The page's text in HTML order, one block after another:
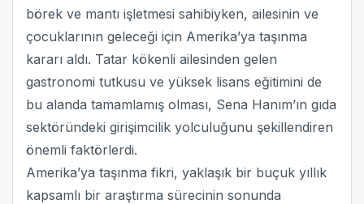
börek ve mantı işletmesi sahibiyken, ailesinin ve
çocuklarının geleceği için Amerika’ya taşınma
kararı aldı. Tatar kökenli ailesinden gelen
gastronomi tutkusu ve yüksek lisans eğitimini de
bu alanda tamamlamış olması, Sena Hanım’ın gıda
sektöründeki girişimcilik yolculuğunu şekillendiren
önemli faktörlerdi.
Amerika’ya taşınma fikri, yaklaşık bir buçuk yıllık
kapsamlı bir araştırma sürecinin sonunda